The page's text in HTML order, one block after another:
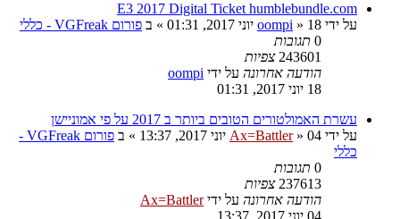
E3 2017 Digital Ticket humblebundle.com
על ידי
oompi » 18 יוני 2017, 01:31 » ב פורום VGFreak - כללי
0 תגובות
243601 צפיות
הודעה אחרונה על ידי oompi
18 יוני 2017, 01:31
עשרת האמולטורים הטובים ביותר ב 2017 על פי אמוניישן
על ידי
Ax=Battler» 04 יוני 2017, 13:37 » ב
פורום VGFreak -
כללי
0 תגובות
237613 צפיות
הודעה אחרונה על ידיAx=Battler